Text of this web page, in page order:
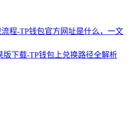
程-TP钱包官方网址是什么，一文
版下载-TP钱包上兑换路径全解析